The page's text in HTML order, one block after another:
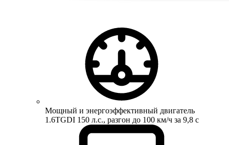
Мощный и энергоэффективный двигатель
1.6TGDI 150 л.с., разгон до 100 км/ч за 9,8 с